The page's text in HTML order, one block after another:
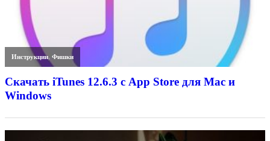
Инструкции,Фишки
Скачать iTunes 12.6.3 с App Store для Mac и
Windows